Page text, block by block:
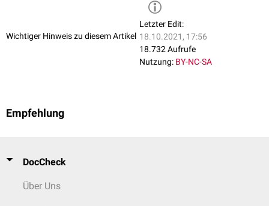
Wichtiger Hinweis zu diesem Artikel
Letzter Edit:
18.10.2021, 17:56
18.732 Aufrufe
Nutzung: BY-NC-SA
Empfehlung
DocCheck
Über Uns